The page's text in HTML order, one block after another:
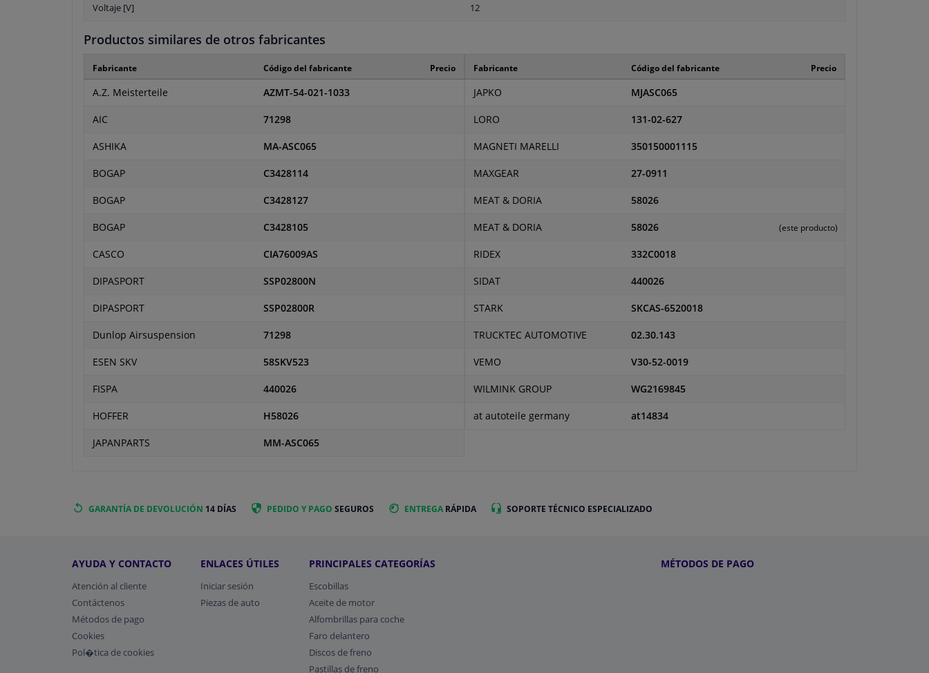
Voltaje [V] 12
Productos similares de otros fabricantes
Fabricante Código del fabricante Precio
A.Z. Meisterteile AZMT-54-021-1033
AIC 71298
ASHIKA MA-ASC065
BOGAP C3428114
BOGAP C3428127
BOGAP C3428105
CASCO CIA76009AS
DIPASPORT SSP02800N
DIPASPORT SSP02800R
Dunlop Airsuspension 71298
ESEN SKV 58SKV523
FISPA 440026
HOFFER H58026
JAPANPARTS MM-ASC065
Fabricante Código del fabricante Precio
JAPKO MJASC065
LORO 131-02-627
MAGNETI MARELLI 350150001115
MAXGEAR 27-0911
MEAT & DORIA 58026
MEAT & DORIA 58026 (este producto)
RIDEX 332C0018
SIDAT 440026
STARK SKCAS-6520018
TRUCKTEC AUTOMOTIVE 02.30.143
VEMO V30-52-0019
WILMINK GROUP WG2169845
at autoteile germany at14834
GARANTÍA DE DEVOLUCIÓN 14 DÍAS PEDIDO Y PAGO SEGUROS ENTREGA RÁPIDA SOPORTE TÉCNICO ESPECIALIZADO
AYUDA Y CONTACTO
Atención al cliente
Contáctenos
Métodos de pago
​Cookies
Pol�tica de cookies
ENLACES ÚTILES
Iniciar sesión
Piezas de auto
PRINCIPALES CATEGORÍAS
Escobillas
Aceite de motor
Alfombrillas para coche
Faro delantero
Discos de freno
Pastillas de freno
MÉTODOS DE PAGO